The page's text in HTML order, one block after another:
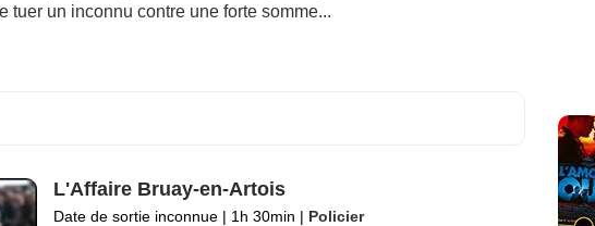
tuer un inconnu contre une forte somme...
L'Affaire Bruay-en-Artois
Date de sortie inconnue | 1h 30min | Policier